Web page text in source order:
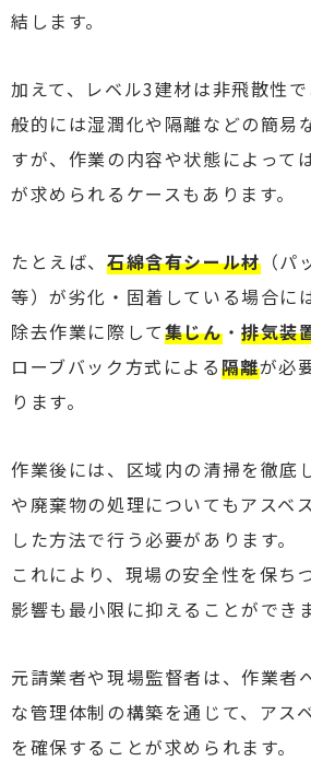
結します。
加えて、レベル3建材は非飛散性
般的には湿潤化や隔離などの簡易
すが、作業の内容や状態によって
が求められるケースもあります。
たとえば、 石綿含有シール材（パ
等）が劣化・固着している場合には
除去作業に際して集じん・排気装
ローブバック方式による隔離が必
ります。
作業後には、区域内の清掃を徹底
や廃棄物の処理についてもアスベ
した方法で行う必要があります。
これにより、現場の安全性を保ち
影響も最小限に抑えることができま
元請業者や現場監督者は、作業者
な管理体制の構築を通じて、アス
を確保することが求められます。